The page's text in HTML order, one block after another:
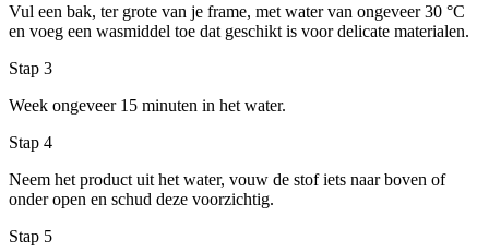
Vul een bak, ter grote van je frame, met water van ongeveer 30 °C
en voeg een wasmiddel toe dat geschikt is voor delicate materialen.
Stap 3
Week ongeveer 15 minuten in het water.
Stap 4
Neem het product uit het water, vouw de stof iets naar boven of
onder open en schud deze voorzichtig.
Stap 5